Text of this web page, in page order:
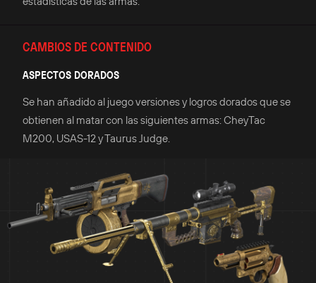
CAMBIOS DE CONTENIDO
ASPECTOS DORADOS
Se han añadido al juego versiones y logros dorados que se
obtienen al matar con las siguientes armas: CheyTac
M200, USAS-12 y Taurus Judge.